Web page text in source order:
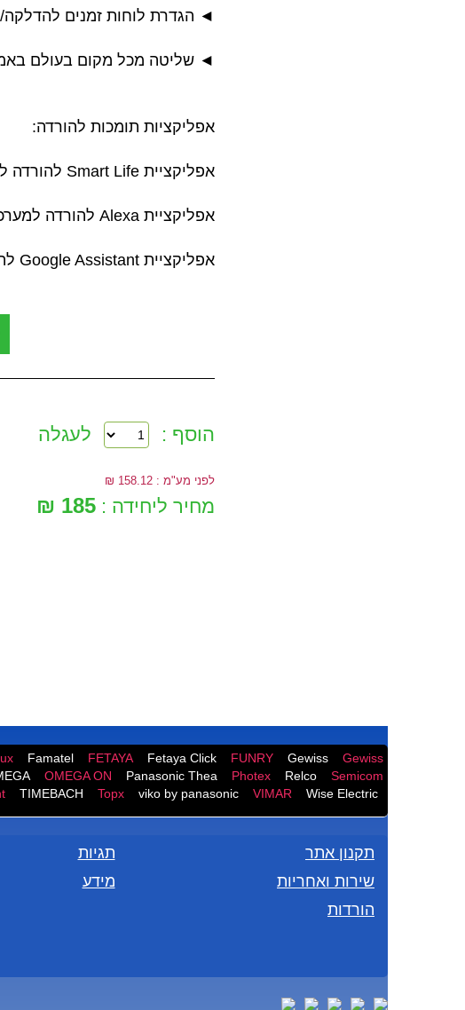
◄ הגדרת לוחות זמנים להדלקה/
◄ שליטה מכל מקום בעולם
אפליקציות תומכות להורדה:
אפליקציית Smart Life להורדה למערכת הפעלה
אפליקציית Alexa להורדה למערכת הפעלה
אפליקציית Google Assistant להורדה למערכת הפעלה
הוסף : לעגלה
לפני מע"מ : 158.12 ₪
מחיר ליחידה :185 ₪
Famatel FETAYA Fetaya Click FUNRY Gewiss
Gewiss
OMEGA ON Panasonic Thea Photex Relco
Semicom
TIMEBACH Topx viko by panasonic VIMAR Wise Electric
תגיות
מידע
תקנון אתר
שירות ואחריות
הורדות